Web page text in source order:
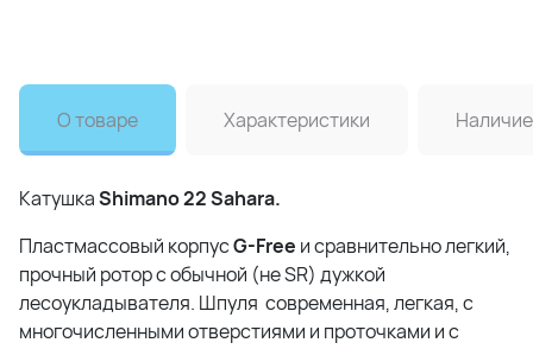
О товаре Характеристики Наличие
КатушкаShimano 22 Sahara.
Пластмассовый корпусG-Free и сравнительно легкий,
прочный ротор с обычной (не SR) дужкой
лесоукладывателя. Шпуля современная, легкая, с
многочисленными отверстиями и проточками и с